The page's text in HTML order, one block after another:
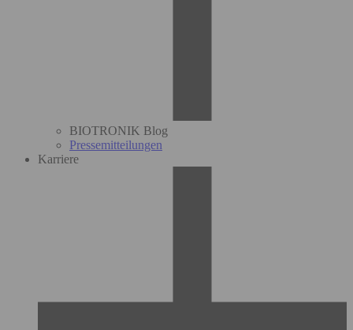
BIOTRONIK Blog
Pressemitteilungen
Karriere